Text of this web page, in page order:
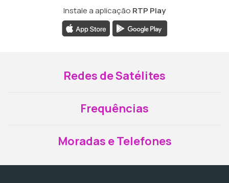
Instale a aplicação RTP Play
Redes de Satélites
Frequências
Moradas e Telefones